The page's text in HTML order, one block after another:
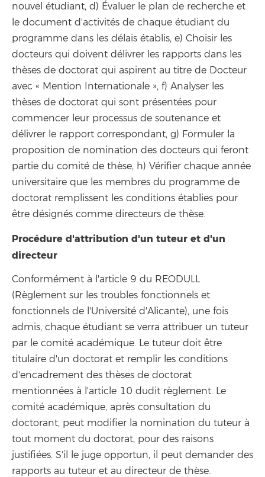
nouvel étudiant, d) Évaluer le plan de recherche et
le document d'activités de chaque étudiant du
programme dans les délais établis, e) Choisir les
docteurs qui doivent délivrer les rapports dans les
thèses de doctorat qui aspirent au titre de Docteur
avec « Mention Internationale », f) Analyser les
thèses de doctorat qui sont présentées pour
commencer leur processus de soutenance et
délivrer le rapport correspondant, g) Formuler la
proposition de nomination des docteurs qui feront
partie du comité de thèse, h) Vérifier chaque année
universitaire que les membres du programme de
doctorat remplissent les conditions établies pour
être désignés comme directeurs de thèse.
Procédure d'attribution d'un tuteur et d'un
directeur
Conformément à l'article 9 du REODULL
(Règlement sur les troubles fonctionnels et
fonctionnels de l'Université d'Alicante), une fois
admis, chaque étudiant se verra attribuer un tuteur
par le comité académique. Le tuteur doit être
titulaire d'un doctorat et remplir les conditions
d'encadrement des thèses de doctorat
mentionnées à l'article 10 dudit règlement. Le
comité académique, après consultation du
doctorant, peut modifier la nomination du tuteur à
tout moment du doctorat, pour des raisons
justifiées. S'il le juge opportun, il peut demander des
rapports au tuteur et au directeur de thèse.